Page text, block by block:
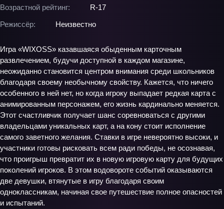
Возрастной рейтинг:
R-17
Режиссёр:
Неизвестно
Игра «WIXOSS» казавшаяся обыденным карточным
развлечением, будучи доступной в каждом магазине,
неожиданно становится центром внимания среди школьников
благодаря своему необычному свойству. Кажется, что ничего
особенного в ней нет, но когда игроку выпадает редкая карта с
анимированным персонажем, его жизнь кардинально меняется.
Этот счастливчик получает шанс соревноваться с другими
владельцами уникальных карт, а на кону стоит исполнение
самого заветного желания. Ставки в игре невероятно высоки, и
участники готовы рисковать всем ради победы, не осознавая,
что проигрыш превратит их в новую игровую карту для будущих
поколений игроков. В этом водовороте событий оказываются
две девушки, втянутые в игру благодаря своим
одноклассникам, начиная свое путешествие полное опасностей
и испытаний.